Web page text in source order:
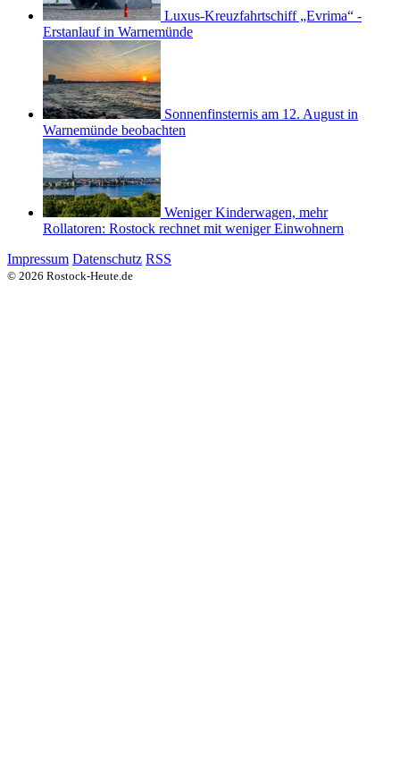
Luxus-Kreuzfahrtschiff „Evrima“ -
Erstanlauf in Warnemünde
Sonnenfinsternis am 12. August in
Warnemünde beobachten
Weniger Kinderwagen, mehr
Rollatoren: Rostock rechnet mit weniger Einwohnern
Impressum Datenschutz RSS
© 2026 Rostock-Heute.de